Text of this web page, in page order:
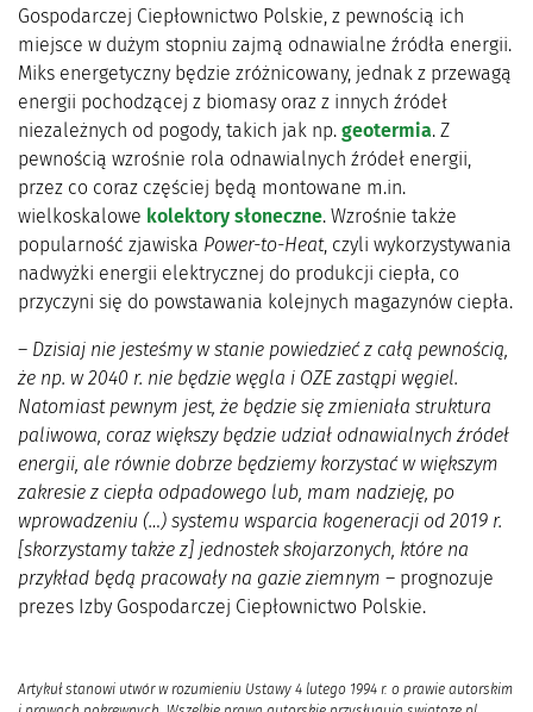
Gospodarczej Ciepłownictwo Polskie, z pewnością ich
miejsce w dużym stopniu zajmą odnawialne źródła energii.
Miks energetyczny będzie zróżnicowany, jednak z przewagą
energii pochodzącej z biomasy oraz z innych źródeł
niezależnych od pogody, takich jak np. geotermia. Z
pewnością wzrośnie rola odnawialnych źródeł energii,
przez co coraz częściej będą montowane m.in.
wielkoskalowe kolektory słoneczne. Wzrośnie także
popularność zjawiska Power-to-Heat, czyli wykorzystywania
nadwyżki energii elektrycznej do produkcji ciepła, co
przyczyni się do powstawania kolejnych magazynów ciepła.
– Dzisiaj nie jesteśmy w stanie powiedzieć z całą pewnością,
że np. w 2040 r. nie będzie węgla i OZE zastąpi węgiel.
Natomiast pewnym jest, że będzie się zmieniała struktura
paliwowa, coraz większy będzie udział odnawialnych źródeł
energii, ale równie dobrze będziemy korzystać w większym
zakresie z ciepła odpadowego lub, mam nadzieję, po
wprowadzeniu (…) systemu wsparcia kogeneracji od 2019 r.
[skorzystamy także z] jednostek skojarzonych, które na
przykład będą pracowały na gazie ziemnym – prognozuje
prezes Izby Gospodarczej Ciepłownictwo Polskie.
Artykuł stanowi utwór w rozumieniu Ustawy 4 lutego 1994 r. o prawie autorskim